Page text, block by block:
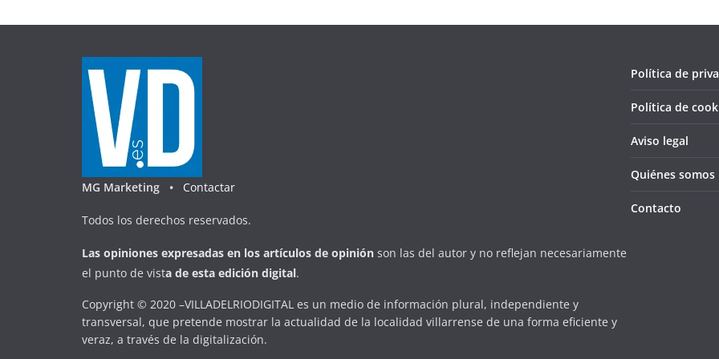
MG Marketing • Contactar
Todos los derechos reservados.
Las opiniones expresadas en los artículos de opinión son las del autor y no reflejan necesariamente
el punto de vista de esta edición digital.
Copyright © 2020 –VILLADELRIODIGITAL es un medio de información plural, independiente y
transversal, que pretende mostrar la actualidad de la localidad villarrense de una forma eficiente y
veraz, a través de la digitalización.
Política de
Política de
Aviso legal
Quiénes somos
Contacto